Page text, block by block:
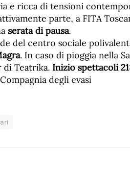
e ricca di tensioni
parte, a FITA
serata di pausa.
del centro sociale
. In caso di pioggia nella
di Teatrika. Inizio spettacoli
degli evasi